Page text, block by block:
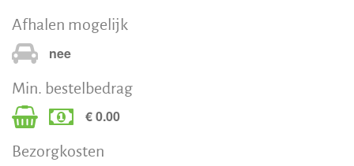
Afhalen mogelijk
nee
Min. bestelbedrag
€ 0.00
Bezorgkosten